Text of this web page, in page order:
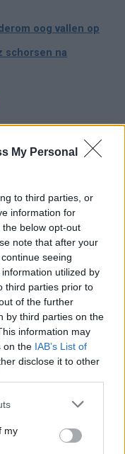
My Personal
to third parties, or
information for
below opt-out
note that after your
seeing
utilized by
third parties prior to
of the further
by third parties on the
information may
on the IAB’s List of
disclose it to other
my
oog vallen op
schorsen na
Hag
tijdens
kan hier niet'
snoeihard, fans
weg naar de
achterstand:
uitgelegd: voor